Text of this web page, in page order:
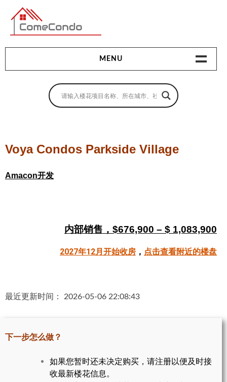
多伦多最新最全的楼花搜索引擎
MENU
地产相关
卖房指南
贷款指南
楼花大全
楼花地图
楼花转让专区
多伦多市中心楼花项目
Voya Condos Parkside Village
Amacon开发
内部销售，$676,900 – $ 1,083,900
2027年12月开始收房 ， 点击查看附近的楼盘
最近更新时间： 2026-05-06 22:08:43
下一步怎么做？
如果您暂时还未决定购买，请注册以便及时接
收最新楼花信息。